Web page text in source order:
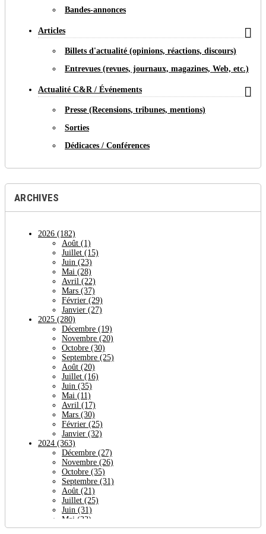
Bandes-annonces
Articles 
Billets d'actualité (opinions, réactions, discours)
Entrevues (revues, journaux, magazines, Web, etc.)
Actualité C&R / Événements 
Presse (Recensions, tribunes, mentions)
Sorties
Dédicaces / Conférences
ARCHIVES
2026 (182)
Août (1)
Juillet (15)
Juin (23)
Mai (28)
Avril (22)
Mars (37)
Février (29)
Janvier (27)
2025 (280)
Décembre (19)
Novembre (20)
Octobre (30)
Septembre (25)
Août (20)
Juillet (16)
Juin (35)
Mai (11)
Avril (17)
Mars (30)
Février (25)
Janvier (32)
2024 (363)
Décembre (27)
Novembre (26)
Octobre (35)
Septembre (31)
Août (21)
Juillet (25)
Juin (31)
Mai (22)
Avril(64)